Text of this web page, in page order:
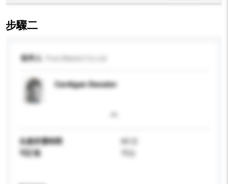
步驟二
收件人
Cardigan Sweater
生產所需時間
60 日
可訂造
可以